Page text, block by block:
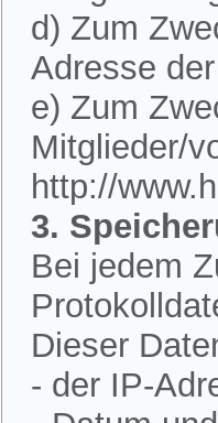
d) Zum
Adresse
e) Zum
Mitglieder/
http://
3.
Bei jedem
Dieser
- der IP-